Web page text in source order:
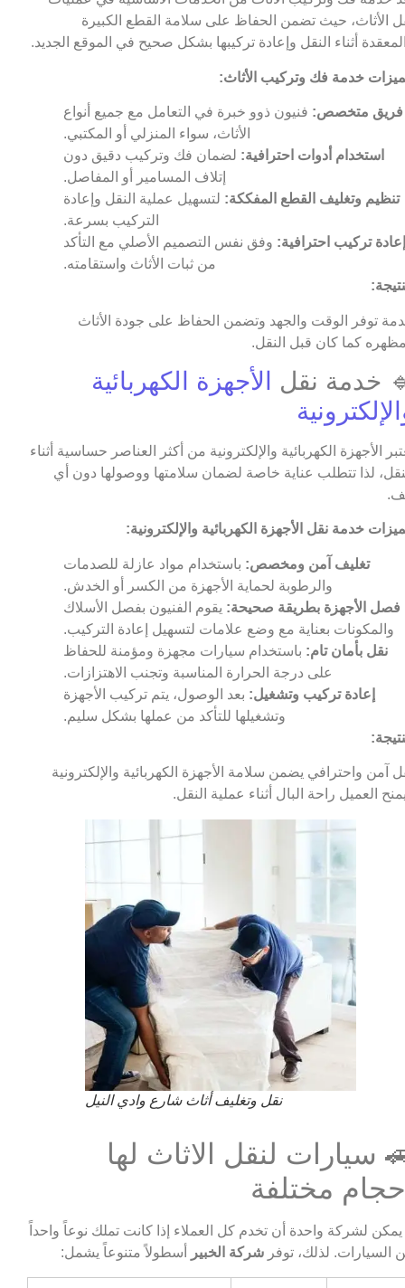
الأثاث، حيث تضمن الحفاظ على سلامة القطع الكبيرة
أثناء النقل وإعادة تركيبها بشكل صحيح في الموقع الجديد.
خدمة فك وتركيب الأثاث:
فريق متخصص: فنيون ذوو خبرة في التعامل مع جميع أنواع
الأثاث، سواء المنزلي أو المكتبي.
استخدام أدوات احترافية: لضمان فك وتركيب دقيق دون
إتلاف المسامير أو المفاصل.
تنظيم وتغليف القطع المفككة: لتسهيل عملية النقل وإعادة
التركيب بسرعة.
إعادة تركيب احترافية: وفق نفس التصميم الأصلي مع التأكد
من ثبات الأثاث واستقامته.
توفر الوقت والجهد وتضمن الحفاظ على جودة الأثاث
كما كان قبل النقل.
خدمة نقل
الأجهزة الكهربائية
الأجهزة الكهربائية والإلكترونية من أكثر العناصر حساسية أثناء
لذا تتطلب عناية خاصة لضمان سلامتها ووصولها دون أي
خدمة نقل الأجهزة الكهربائية والإلكترونية:
تغليف آمن ومخصص: باستخدام مواد عازلة للصدمات
والرطوبة لحماية الأجهزة من الكسر أو الخدش.
فصل الأجهزة بطريقة صحيحة: يقوم الفنيون بفصل الأسلاك
والمكونات بعناية مع وضع علامات لتسهيل إعادة التركيب.
نقل بأمان تام: باستخدام سيارات مجهزة ومؤمنة للحفاظ
على درجة الحرارة المناسبة وتجنب الاهتزازات.
إعادة تركيب وتشغيل: بعد الوصول، يتم تركيب الأجهزة
وتشغيلها للتأكد من عملها بشكل سليم.
آمن واحترافي يضمن سلامة الأجهزة الكهربائية والإلكترونية
العميل راحة البال أثناء عملية النقل.
نقل وتغليف أثاث شارع وادي النيل
سيارات لنقل الاثاث لها
مختلفة
يمكن لشركة واحدة أن تخدم كل العملاء إذا كانت تملك نوعاً واحداً
السيارات. لذلك، توفر شركة الخبير أسطولاً متنوعاً يشمل: